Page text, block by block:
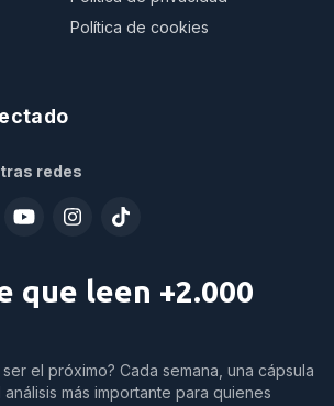
Política de cookies
redes
que leen +2.000
el próximo? Cada semana, una cápsula
más importante para quienes